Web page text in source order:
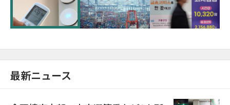
に需給対応体制を点検
最新ニュース